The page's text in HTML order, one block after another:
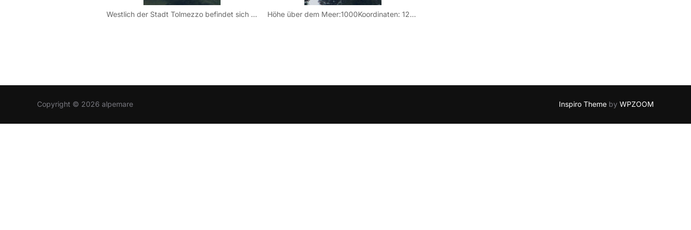
Westlich der Stadt Tolmezzo befindet sich dieser Standort am Monte Diverdalce. Gesendet werden die Mediaset-DVB-T Programme sowie auf UKW Radio Maria. Höhe über dem Meer:1000Koordinaten: 12° 58′ 53” Ost / 46° 26′ 00” Nord Radio Maria 102,30Datum der Bilder: 13. Juni 2011
Copyright © 2026 alpemare Inspiro Theme by WPZOOM